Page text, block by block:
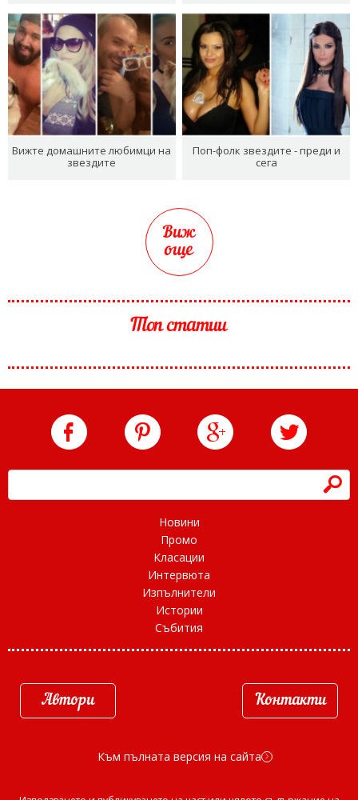
Вижте домашните любимци на
звездите
Поп-фолк звездите - преди и
сега
Виж
още
Топ статии
h
Новини
Промо
Класации
Интервюта
Изпълнители
Истории
Събития
Автори Контакти
Към пълната версия на сайта d